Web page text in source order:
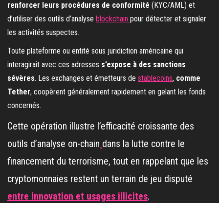
renforcer leurs procédures de conformité (KYC/AML) et
d’utiliser des outils d’analyse blockchain pour détecter et signaler
les activités suspectes.
Toute plateforme ou entité sous juridiction américaine qui
interagirait avec ces adresses s’expose à des sanctions
sévères. Les exchanges et émetteurs de stablecoins, comme
Tether, coopèrent généralement rapidement en gelant les fonds
concernés.
Cette opération illustre l’efficacité croissante des
outils d’analyse on-chain dans la lutte contre le
financement du terrorisme, tout en rappelant que les
cryptomonnaies restent un terrain de jeu disputé
entre innovation et usages illicites.